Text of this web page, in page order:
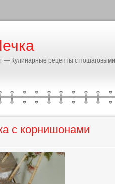
— Кулинарные рецепты с
с корнишонами